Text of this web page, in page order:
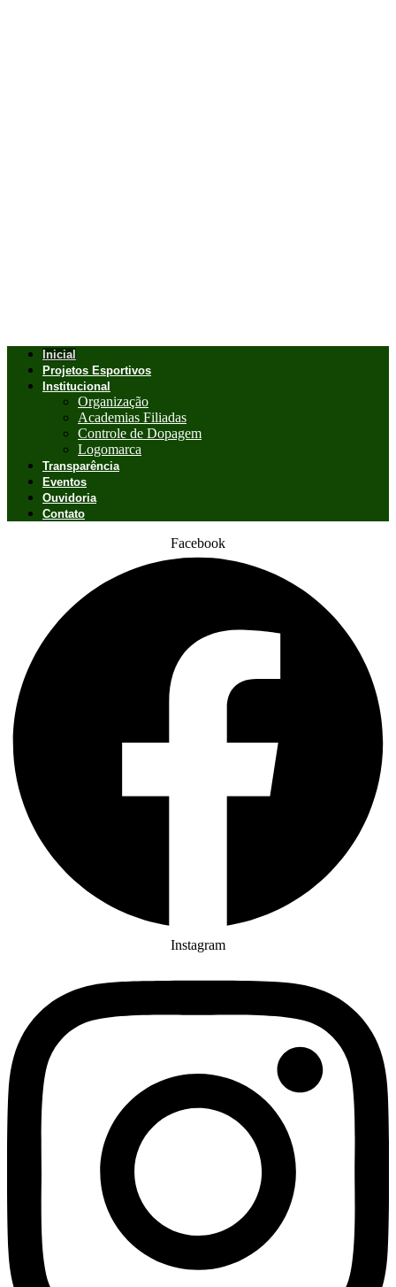
Inicial
Projetos Esportivos
Institucional
Organização
Academias Filiadas
Controle de Dopagem
Logomarca
Transparência
Eventos
Ouvidoria
Contato
Facebook
Instagram